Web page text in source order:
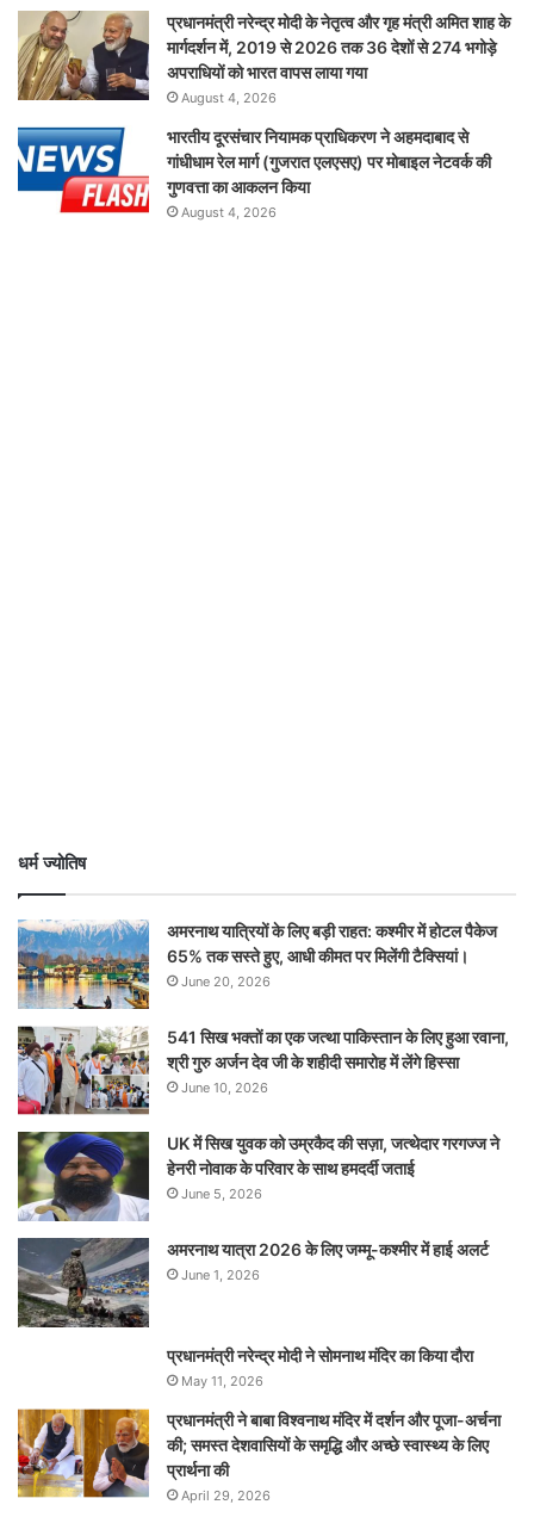
प्रधानमंत्री नरेन्द्र मोदी के नेतृत्व और गृह मंत्री अमित शाह के
मार्गदर्शन में, 2019 से 2026 तक 36 देशों से 274 भगोड़े
अपराधियों को भारत वापस लाया गया
August 4, 2026
भारतीय दूरसंचार नियामक प्राधिकरण ने अहमदाबाद से
गांधीधाम रेल मार्ग (गुजरात एलएसए) पर मोबाइल नेटवर्क की
गुणवत्ता का आकलन किया
August 4, 2026
धर्म ज्योतिष
अमरनाथ यात्रियों के लिए बड़ी राहत: कश्मीर में होटल पैकेज
65% तक सस्ते हुए, आधी कीमत पर मिलेंगी टैक्सियां।
June 20, 2026
541 सिख भक्तों का एक जत्था पाकिस्तान के लिए हुआ रवाना,
श्री गुरु अर्जन देव जी के शहीदी समारोह में लेंगे हिस्सा
June 10, 2026
UK में सिख युवक को उम्रकैद की सज़ा, जत्थेदार गरगज्ज ने
हेनरी नोवाक के परिवार के साथ हमदर्दी जताई
June 5, 2026
अमरनाथ यात्रा 2026 के लिए जम्मू-कश्मीर में हाई अलर्ट
June 1, 2026
प्रधानमंत्री नरेन्‍द्र मोदी ने सोमनाथ मंदिर का किया दौरा
May 11, 2026
प्रधानमंत्री ने बाबा विश्वनाथ मंदिर में दर्शन और पूजा-अर्चना
की; समस्‍त देशवासियों के समृद्धि और अच्छे स्वास्थ्य के लिए
प्रार्थना की
April 29, 2026